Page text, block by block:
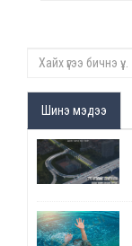
Шинэ мэдээ